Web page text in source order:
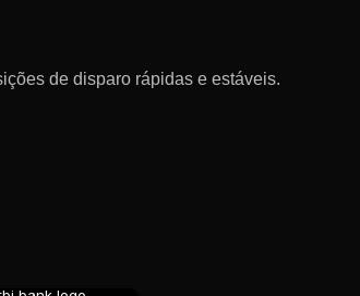
de disparo rápidas e estáveis.